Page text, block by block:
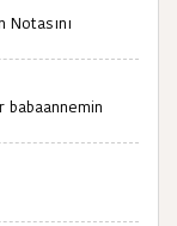
Notasını
babaannemin